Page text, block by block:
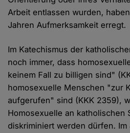
Arbeit entlassen wurden,
Jahren Aufmerksamkeit erregt.
Im Katechismus der
noch immer, dass
keinem Fall zu billigen sind"
homosexuelle Menschen "zur
aufgerufen" sind (KKK 2359),
Homosexuelle an katholischen
diskriminiert werden dürfen. Im